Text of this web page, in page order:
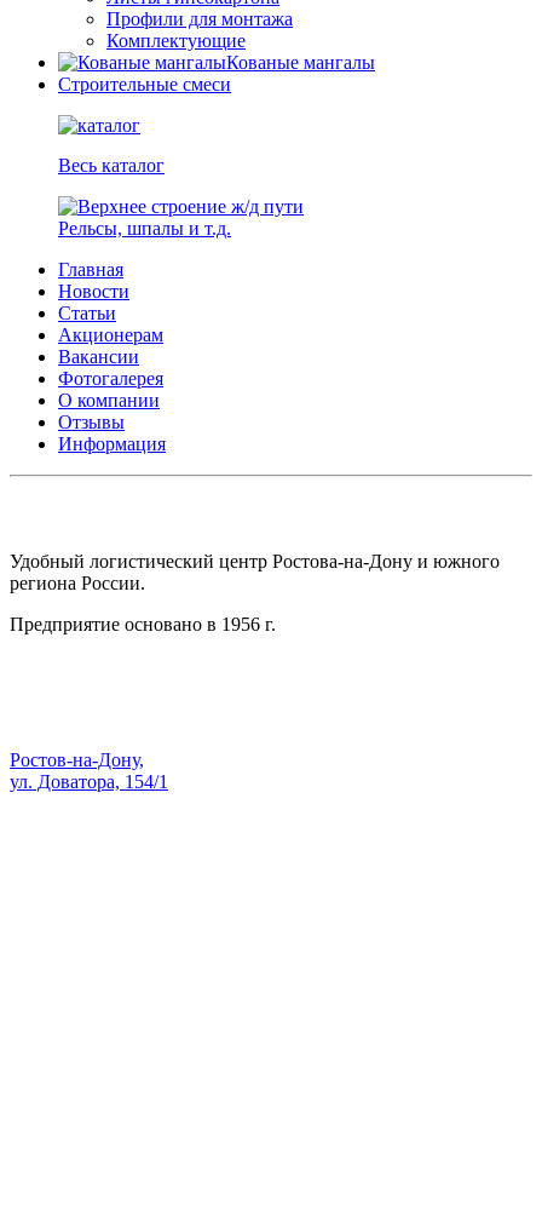
Профили для монтажа
Комплектующие
Кованые мангалы
Строительные смеси
Весь каталог
Рельсы, шпалы и т.д.
Главная
Новости
Статьи
Акционерам
Вакансии
Фотогалерея
О компании
Отзывы
Информация
Удобный логистический центр Ростова-на-Дону и южного
региона России.
Предприятие основано в 1956 г.
Ростов-на-Дону,
ул. Доватора, 154/1